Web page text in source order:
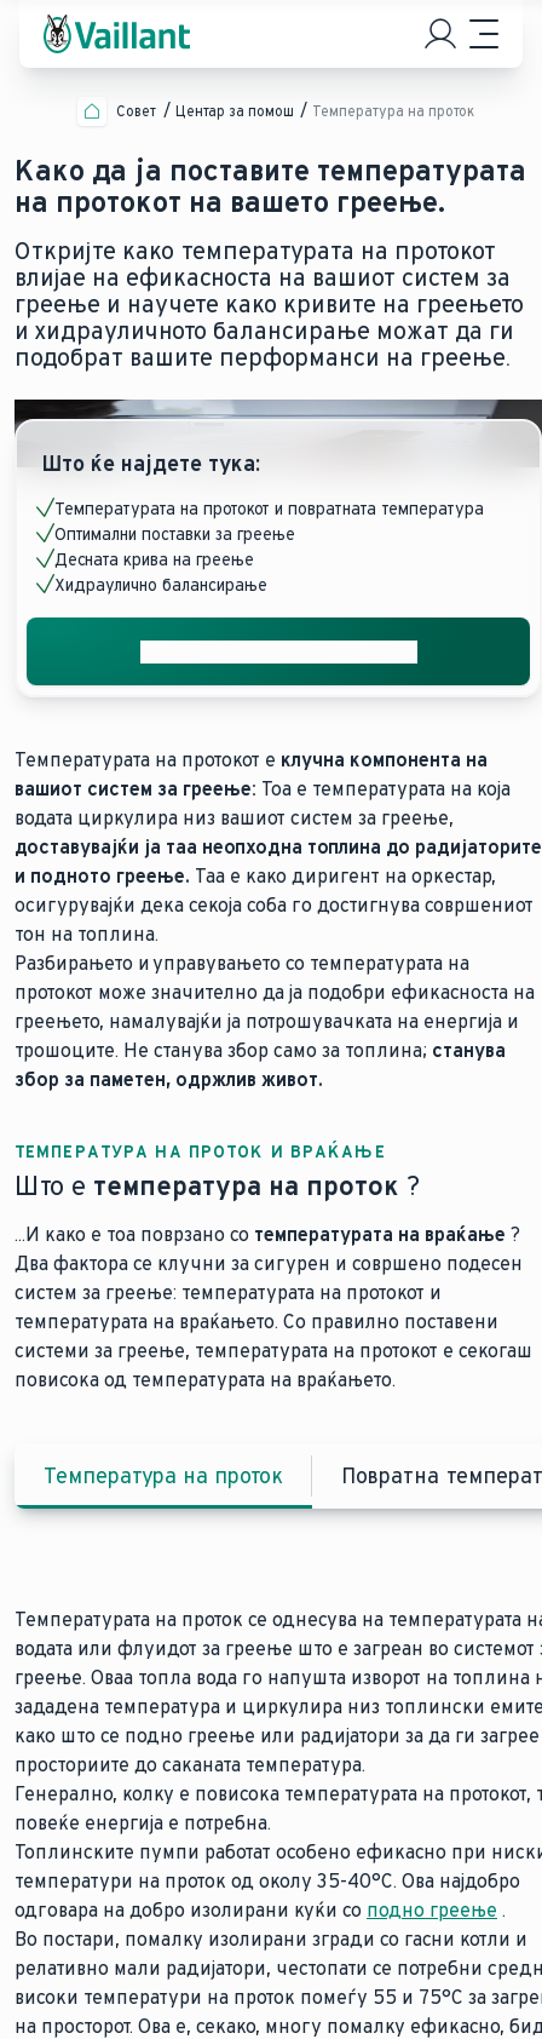
Совет Центар за помош Температура на проток
Како да ја поставите температурата
на протокот на вашето греење.
Откријте како температурата на протокот
влијае на ефикасноста на вашиот систем за
греење и научете како кривите на греењето
и хидрауличното балансирање можат да ги
подобрат вашите перформанси на греење.
Што ќе најдете тука:
Температурата на протокот и повратната температура
Оптимални поставки за греење
Десната крива на греење
Хидраулично балансирање
Температурата на протокот е клучна компонента на
вашиот систем за греење: Тоа е температурата на која
водата циркулира низ вашиот систем за греење,
доставувајќи ја таа неопходна топлина до радијаторите
и подното греење. Таа е како диригент на оркестар,
осигурувајќи дека секоја соба го достигнува совршениот
тон на топлина.
Разбирањето и управувањето со температурата на
протокот може значително да ја подобри ефикасноста на
греењето, намалувајќи ја потрошувачката на енергија и
трошоците. Не станува збор само за топлина; станува
збор за паметен, одржлив живот.
ТЕМПЕРАТУРА НА ПРОТОК И ВРАЌАЊЕ
Што е температура на проток ?
...И како е тоа поврзано со температурата на враќање ?
Два фактора се клучни за сигурен и совршено подесен
систем за греење: температурата на протокот и
температурата на враќањето. Со правилно поставени
системи за греење, температурата на протокот е секогаш
повисока од температурата на враќањето.
Температура на проток Повратна
Температурата на проток се однесува на температурата
водата или флуидот за греење што е загреан во системот
греење. Оваа топла вода го напушта изворот на топлина
зададена температура и циркулира низ топлински
како што се подно греење или радијатори за да ги загрее
просториите до саканата температура.
Генерално, колку е повисока температурата на протокот,
повеќе енергија е потребна.
Топлинските пумпи работат особено ефикасно при
температури на проток од околу 35-40°C. Ова најдобро
одговара на добро изолирани куќи со подно греење .
Во постари, помалку изолирани згради со гасни котли и
релативно мали радијатори, честопати се потребни
високи температури на проток помеѓу 55 и 75°C за
на просторот. Ова е, секако, многу помалку ефикасно,
температурата
водата за греење
враќа во генераторот на топлина
Разликата во температурата помеѓу протокот и
позната и како распон.